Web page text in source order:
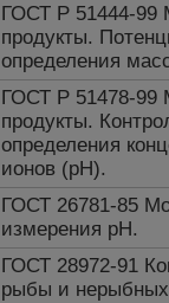
ГОСТ Р 51444-99
продукты.
определения
ГОСТ Р 51478-99
продукты.
определения
ионов (рН).
ГОСТ 26781-85
измерения рН.
ГОСТ 28972-91
рыбы и